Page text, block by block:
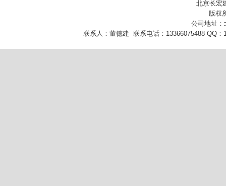
北京长宏
版权
公司地址：
联系人：董德建 联系电话：13366075488 QQ：